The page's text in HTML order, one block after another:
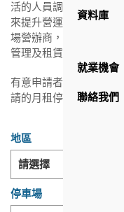
活的人員調配、廣泛使
來提升營運效益，房協
場營辦商，由他們負責
管理及租賃事務。
有意申請者可
請的月租停車場：
網上申請
地區
請選擇
停車場
資料庫
就業機會
聯絡我們